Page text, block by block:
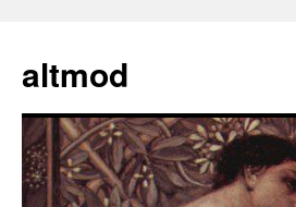
springen
altmod